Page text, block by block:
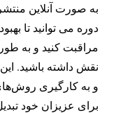
به صورت آنلاین
دوره می توانید تا
مراقبت کنید و به
نقش داشته باشید.
و به ‌کارگیری
برای عزیزان خود